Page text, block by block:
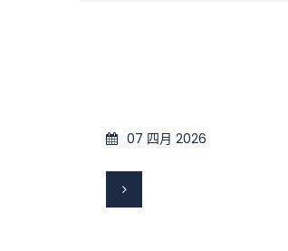
07 四月 2026